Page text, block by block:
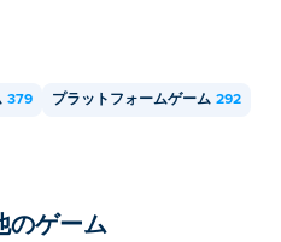
モバイル デバイスや
きますか?
379 プラットフォームゲーム 292
のゲーム